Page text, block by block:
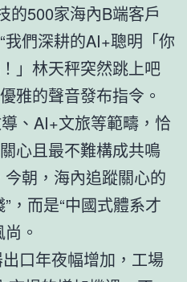
的500家海內B端客戶
們深耕的AI+聰明「你
」林天秤突然跳上吧
雅的聲音發布指令。
、AI+文旅等範疇，恰
心且最不難構成共鳴
朝，海內追蹤關心的
，而是“中國式體系才
。
口年夜幅增加，工場